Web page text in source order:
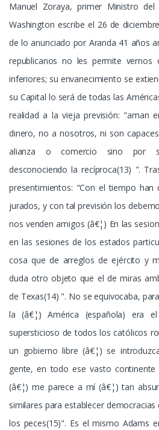
Manuel Zoraya, primer Ministro del
Washington escribe el 26 de
de lo anunciado por Aranda 41 años
republicanos no les permite vernos
inferiores; su envanecimiento se
su Capital lo será de todas las
realidad a la vieja previsión: "aman
dinero, no a nosotros, ni son
alianza o comercio sino por
desconociendo la recíproca(13) ".
presentimientos: "Con el tiempo han
jurados, y con tal previsión los
nos venden amigos (â€¦) En las
en las sesiones de los estados
cosa que de arreglos de ejército y
duda otro objeto que el de miras
de Texas(14) ". No se equivocaba,
la (â€¦) América (española) era
supersticioso de todos los católicos
un gobierno libre (â€¦) se
gente, en todo ese vasto
(â€¦) me parece a mí (â€¦) tan
similares para establecer
los peces(15)". Es el mismo Adams